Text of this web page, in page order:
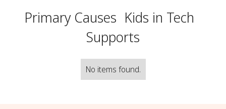
Primary Causes Kids in Tech
Supports
No items found.